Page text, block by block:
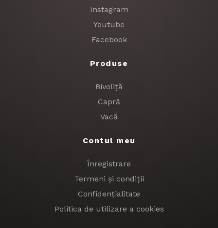
Instagram
Youtube
Facebook
Produse
Bivoliță
Capră
Vacă
Contul meu
Înregistrare
Termeni și condiții
Confidențialitate
Politica de utilizare a cookies